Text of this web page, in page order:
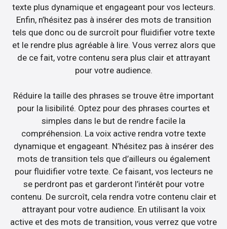
texte plus dynamique et engageant pour vos lecteurs.
Enfin, n’hésitez pas à insérer des mots de transition
tels que donc ou de surcroît pour fluidifier votre texte
et le rendre plus agréable à lire. Vous verrez alors que
de ce fait, votre contenu sera plus clair et attrayant
pour votre audience.
Réduire la taille des phrases se trouve être important
pour la lisibilité. Optez pour des phrases courtes et
simples dans le but de rendre facile la
compréhension. La voix active rendra votre texte
dynamique et engageant. N’hésitez pas à insérer des
mots de transition tels que d’ailleurs ou également
pour fluidifier votre texte. Ce faisant, vos lecteurs ne
se perdront pas et garderont l’intérêt pour votre
contenu. De surcroît, cela rendra votre contenu clair et
attrayant pour votre audience. En utilisant la voix
active et des mots de transition, vous verrez que votre